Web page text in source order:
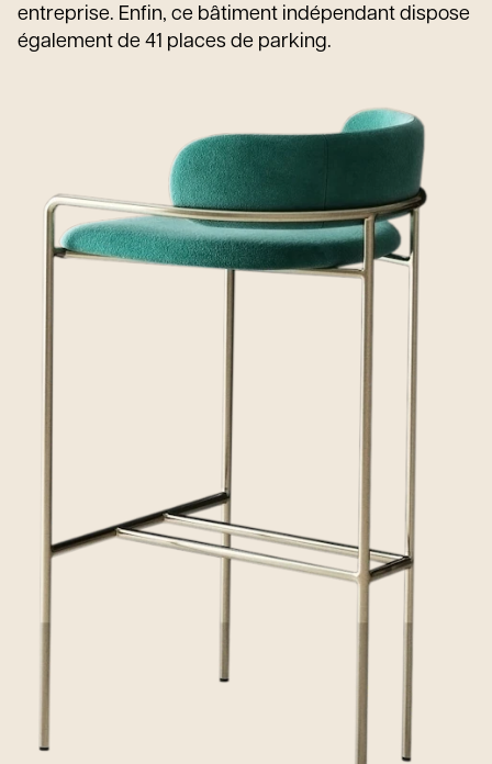
entreprise. Enfin, ce bâtiment indépendant dispose
également de 41 places de parking.